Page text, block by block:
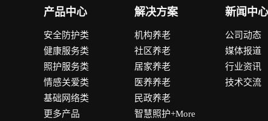
产品中心
安全防护类
健康服务类
照护服务类
情感关爱类
基础网络类
更多产品
解决方案
机构养老
社区养老
居家养老
医养养老
民政养老
智慧照护+More
新闻中心
公司动态
媒体报道
行业资讯
技术交流